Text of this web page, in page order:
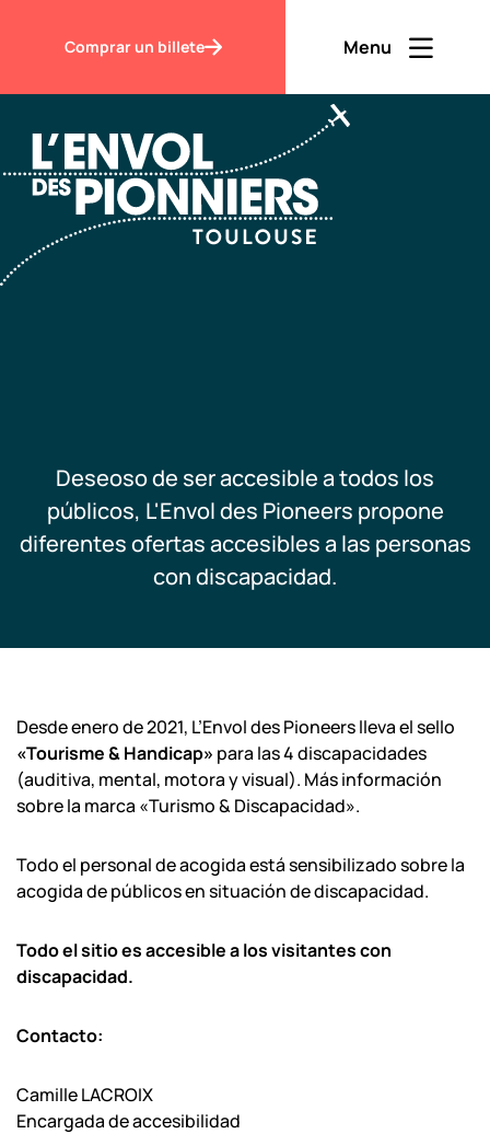
Comprar un billete Menu
Ouvrir
Actualmente estamos cerrados.
Abrimos hoy de 10:00 a 18:00 horas.
¡Esperamos verle pronto! Ver todos
nuestros horarios
Escolares y centros de ocio
Deseoso de ser accesible a todos los
públicos, L'Envol des Pioneers propone
diferentes ofertas accesibles a las personas
con discapacidad.
Desde enero de 2021, L’Envol des Pioneers lleva el sello
«Tourisme & Handicap» para las 4 discapacidades
(auditiva, mental, motora y visual). Más información
sobre la marca «Turismo & Discapacidad».
Todo el personal de acogida está sensibilizado sobre la
acogida de públicos en situación de discapacidad.
Todo el sitio es accesible a los visitantes con
discapacidad.
Contacto:
Camille LACROIX
Encargada de accesibilidad